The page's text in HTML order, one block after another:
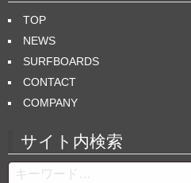
TOP
NEWS
SURFBOARDS
CONTACT
COMPANY
サイト内検索
Search